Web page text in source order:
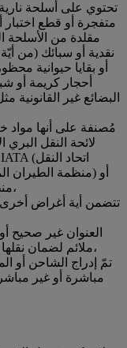
تحتوي على أسلحة
متفجرة أو قطع اختبار
مقلدة من الأسلحة
نقدية أو سبائك (من
أو بقايا حيوانية
أحجار كريمة أو
البضائع غير القانونية
مُصنفة على أنها مواد
منظمة أخرى ذات صلة ("بضائع خطرة")،
تتضمن أية أغراض أخرى
العنوان غير صحيح
ملائم لضمان نقلها بأمان مع العناية العادية خلال المناولة،
تمّ إدراج الشاحن أو
مباشرة أو غير